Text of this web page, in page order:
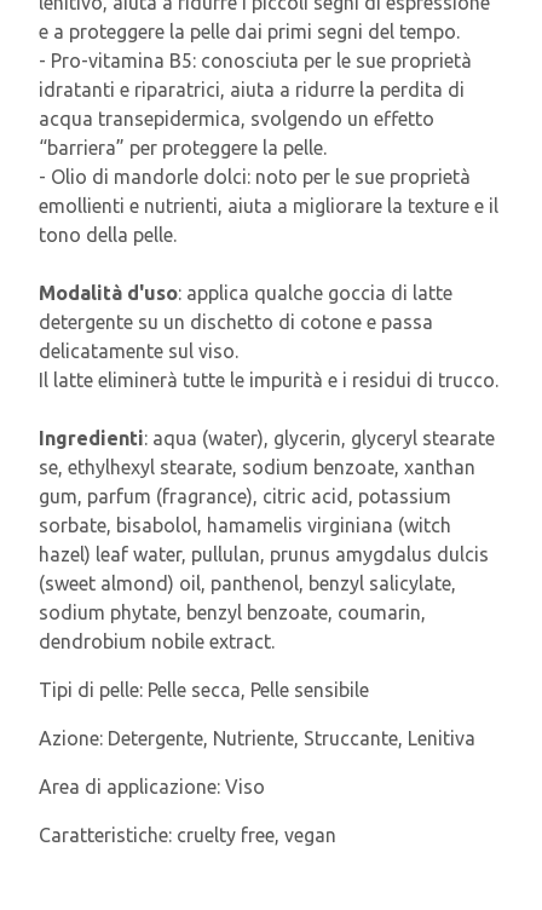
e a proteggere la pelle dai primi segni del tempo.
- Pro-vitamina B5: conosciuta per le sue proprietà
idratanti e riparatrici, aiuta a ridurre la perdita di
acqua transepidermica, svolgendo un effetto
“barriera” per proteggere la pelle.
- Olio di mandorle dolci: noto per le sue proprietà
emollienti e nutrienti, aiuta a migliorare la texture e il
tono della pelle.
Modalità d'uso: applica qualche goccia di latte
detergente su un dischetto di cotone e passa
delicatamente sul viso.
Il latte eliminerà tutte le impurità e i residui di trucco.
Ingredienti: aqua (water), glycerin, glyceryl stearate
se, ethylhexyl stearate, sodium benzoate, xanthan
gum, parfum (fragrance), citric acid, potassium
sorbate, bisabolol, hamamelis virginiana (witch
hazel) leaf water, pullulan, prunus amygdalus dulcis
(sweet almond) oil, panthenol, benzyl salicylate,
sodium phytate, benzyl benzoate, coumarin,
dendrobium nobile extract.
Tipi di pelle: Pelle secca, Pelle sensibile
Azione: Detergente, Nutriente, Struccante, Lenitiva
Area di applicazione: Viso
Caratteristiche: cruelty free, vegan